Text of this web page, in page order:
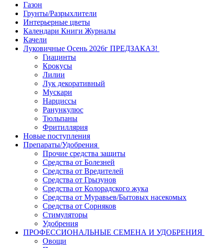
Газон
Грунты/Разрыхлители
Интерьерные цветы
Календари Книги Журналы
Качели
Луковичные Осень 2026г ПРЕДЗАКАЗ!
Гиацинты
Крокусы
Лилии
Лук декоративный
Мускари
Нарциссы
Ранункулюс
Тюльпаны
Фритиллярия
Новые поступления
Препараты/Удобрения
Прочие средства защиты
Средства от Болезней
Средства от Вредителей
Средства от Грызунов
Средства от Колорадского жука
Средства от Муравьев/Бытовых насекомых
Средства от Сорняков
Стимуляторы
Удобрения
ПРОФЕССИОНАЛЬНЫЕ СЕМЕНА И УДОБРЕНИЯ
Овощи